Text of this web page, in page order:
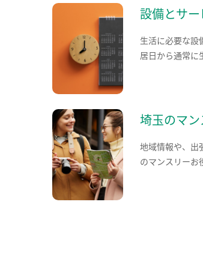
設備とサ
生活に必要な設
居日から通常に
埼玉のマ
地域情報や、出
のマンスリーお